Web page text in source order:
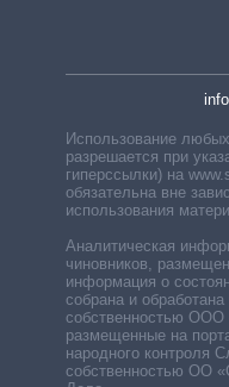
Использование
разрешается при
гиперссылки) на
обязательна вне
использования
Аналитическая
чиновников,
информация о
собрана и
собственностью ООО
размещенные на
народного контроля
собственностью ОО